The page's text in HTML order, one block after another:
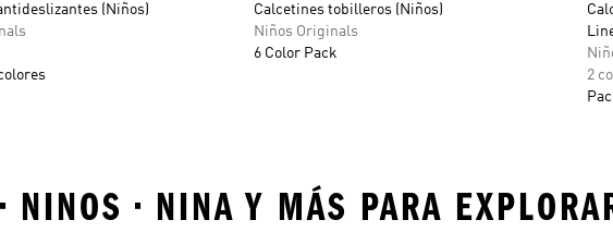
(Niños)
Calcetines tobilleros (Niños)
Niños Originals
6 Color Pack
2
NINOS • NINA Y MÁS PARA